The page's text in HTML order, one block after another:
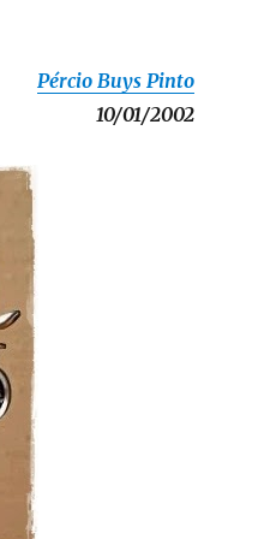
Pércio Buys Pinto
10/01/2002